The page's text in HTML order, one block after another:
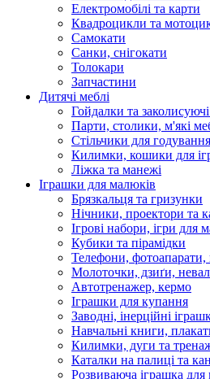
Електромобілі та карти
Квадроцикли та
Самокати
Санки, снігокати
Толокари
Запчастини
Дитячі меблі
Гойдалки та
Парти, столики, м'які
Стільчики для
Килимки, кошики для
Ліжка та манежі
Іграшки для малюків
Брязкальця та гризунки
Нічники, проектори та
Ігрові набори, ігри для
Кубики та пірамідки
Телефони, фотоапарати,
Молоточки, дзиґи,
Автотренажер, кермо
Іграшки для купання
Заводні, інерційні
Навчальні книги,
Килимки, дуги та
Каталки на палиці та
Розвиваюча іграшка для